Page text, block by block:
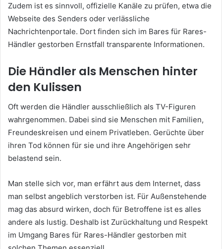
Zudem ist es sinnvoll, offizielle Kanäle zu prüfen, etwa die
Webseite des Senders oder verlässliche
Nachrichtenportale. Dort finden sich im Bares für Rares-
Händler gestorben Ernstfall transparente Informationen.
Die Händler als Menschen hinter
den Kulissen
Oft werden die Händler ausschließlich als TV-Figuren
wahrgenommen. Dabei sind sie Menschen mit Familien,
Freundeskreisen und einem Privatleben. Gerüchte über
ihren Tod können für sie und ihre Angehörigen sehr
belastend sein.
Man stelle sich vor, man erfährt aus dem Internet, dass
man selbst angeblich verstorben ist. Für Außenstehende
mag das absurd wirken, doch für Betroffene ist es alles
andere als lustig. Deshalb ist Zurückhaltung und Respekt
im Umgang Bares für Rares-Händler gestorben mit